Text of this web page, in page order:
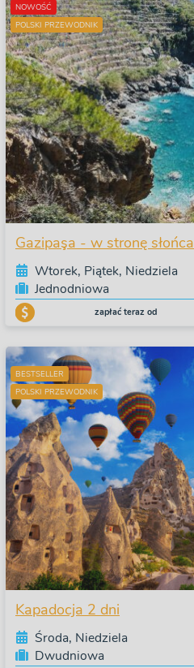
NOWOŚĆ
POLSKI PRZEWODNIK
Gazipaşa - w stronę słońca
Wtorek, Piątek, Niedziela
Jednodniowa
zapłać teraz od
BESTSELLER
POLSKI PRZEWODNIK
Kapadocja 2 dni
Środa, Niedziela
Dwudniowa